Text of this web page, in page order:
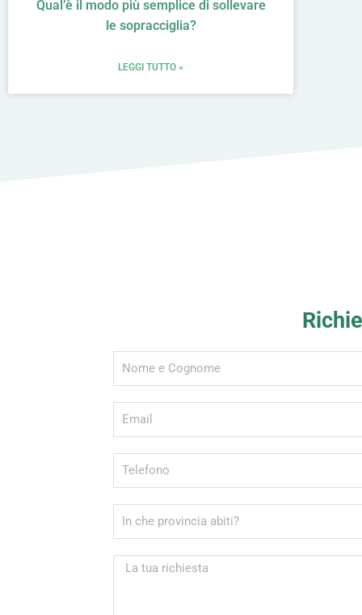
Qual’è il modo più semplice di sollevare
le sopracciglia?
LEGGI TUTTO »